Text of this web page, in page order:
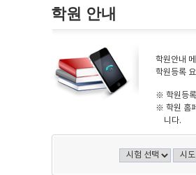
학원 안내
학원안내
학원등록
※ 학원등록
※ 학원 홈
니다.